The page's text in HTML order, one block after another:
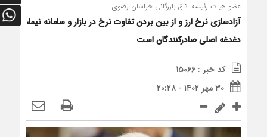
عضو هیات رئیسه اتاق بازرگانی خراسان رضوی:
آزادسازی نرخ ارز و از بین بردن تفاوت نرخ در بازار و سامانه نیما،
دغدغه اصلی صادرکنندگان است
کد خبر : 15066
۳۰ مهر ۱۴۰۲ - ۲۰:۲۸